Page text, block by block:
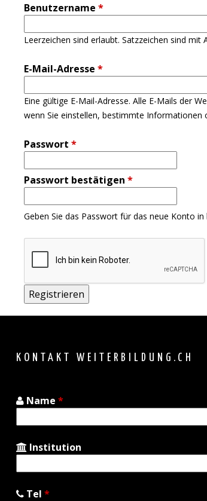
Benutzername*
Leerzeichen sind erlaubt. Satzzeichen sind
E-Mail-Adresse*
Eine gültige E-Mail-Adresse. Alle E-Mails der
wenn Sie einstellen, bestimmte Informationen
Passwort*
Passwort bestätigen*
Geben Sie das Passwort für das neue Konto in
KONTAKT WEITERBILDUNG.CH
Name *
Institution
Tel *